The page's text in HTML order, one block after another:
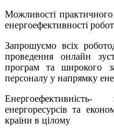
Можливості
енергоефективності
Запрошуємо всіх
проведення онлайн
програм та широкого
персоналу у напрямку
енергоресурсів та
країни в цілому